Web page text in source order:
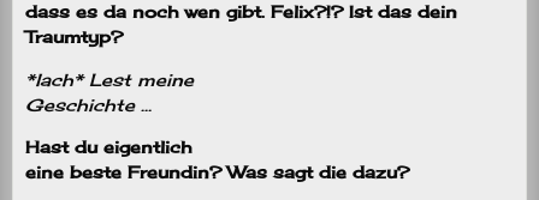
dass es da noch wen gibt. Felix?!? Ist das dein
Traumtyp?
*lach* Lest meine
Geschichte …
Hast du eigentlich
eine beste Freundin? Was sagt die dazu?